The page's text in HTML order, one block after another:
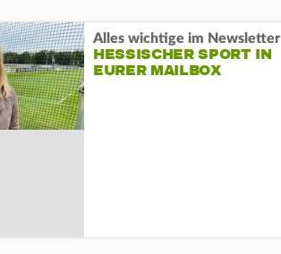
Alles wichtige im Newsletter
HESSISCHER SPORT IN
EURER MAILBOX